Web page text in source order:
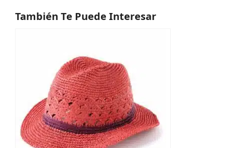
También Te Puede Interesar